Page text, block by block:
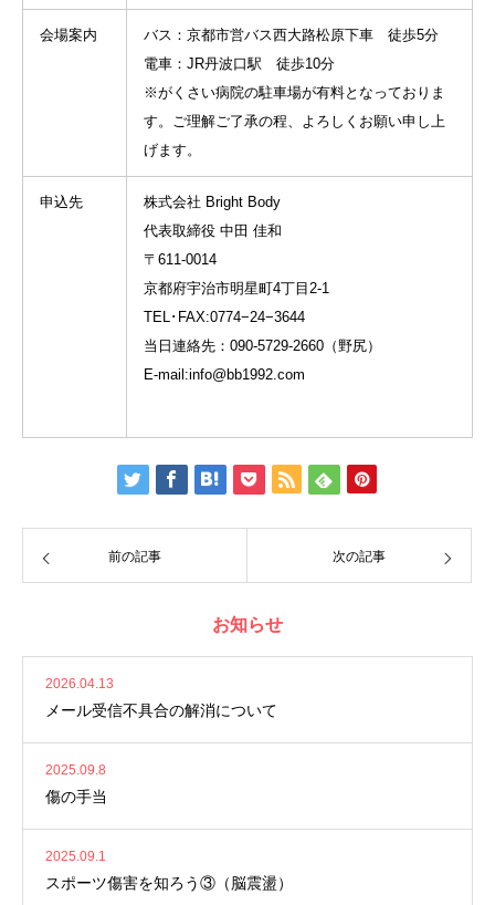
会場案内
バス：京都市営バス西大路松原下車 徒歩5分
電車：JR丹波口駅 徒歩10分
※がくさい病院の駐車場が有料となっておりま
す。ご理解ご了承の程、よろしくお願い申し上
げます。
申込先
株式会社 Bright Body
代表取締役 中田 佳和
〒611-0014
京都府宇治市明星町4丁目2-1
TEL･FAX:0774−24−3644
当日連絡先：090-5729-2660（野尻）
E-mail:info@bb1992.com
前の記事 次の記事
お知らせ
2026.04.13
メール受信不具合の解消について
2025.09.8
傷の手当
2025.09.1
スポーツ傷害を知ろう③（脳震盪）